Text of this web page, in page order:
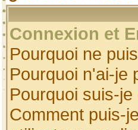
Connexion et
Pourquoi ne
Pourquoi n'ai-je
Pourquoi suis-
Comment puis-